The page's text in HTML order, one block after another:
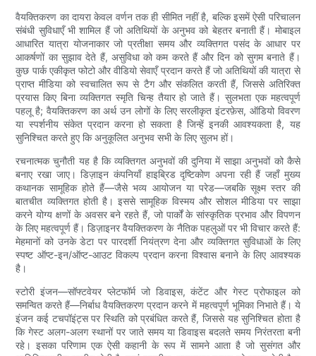
वैयक्तिकरण का दायरा केवल वर्णन तक ही सीमित नहीं है, बल्कि इसमें ऐसी परिचालन
संबंधी सुविधाएँ भी शामिल हैं जो अतिथियों के अनुभव को बेहतर बनाती हैं। मोबाइल
आधारित यात्रा योजनाकार जो प्रतीक्षा समय और व्यक्तिगत पसंद के आधार पर
आकर्षणों का सुझाव देते हैं, असुविधा को कम करते हैं और दिन को सुगम बनाते हैं।
कुछ पार्क एकीकृत फोटो और वीडियो सेवाएँ प्रदान करते हैं जो अतिथियों की यात्रा से
प्राप्त मीडिया को स्वचालित रूप से टैग और संकलित करती हैं, जिससे अतिरिक्त
प्रयास किए बिना व्यक्तिगत स्मृति चिन्ह तैयार हो जाते हैं। सुलभता एक महत्वपूर्ण
पहलू है; वैयक्तिकरण का अर्थ उन लोगों के लिए सरलीकृत इंटरफ़ेस, ऑडियो विवरण
या स्पर्शनीय संकेत प्रदान करना हो सकता है जिन्हें इनकी आवश्यकता है, यह
सुनिश्चित करते हुए कि अनुकूलित अनुभव सभी के लिए सुलभ हों।
रचनात्मक चुनौती यह है कि व्यक्तिगत अनुभवों की दुनिया में साझा अनुभवों को कैसे
बनाए रखा जाए। डिज़ाइन कंपनियाँ हाइब्रिड दृष्टिकोण अपना रही हैं जहाँ मुख्य
कथानक सामूहिक होते हैं—जैसे भव्य आयोजन या परेड—जबकि सूक्ष्म स्तर की
बातचीत व्यक्तिगत होती है। इससे सामूहिक विस्मय और सोशल मीडिया पर साझा
करने योग्य क्षणों के अवसर बने रहते हैं, जो पार्कों के सांस्कृतिक प्रभाव और विपणन
के लिए महत्वपूर्ण हैं। डिज़ाइनर वैयक्तिकरण के नैतिक पहलुओं पर भी विचार करते हैं:
मेहमानों को उनके डेटा पर पारदर्शी नियंत्रण देना और व्यक्तिगत सुविधाओं के लिए
स्पष्ट ऑप्ट-इन/ऑप्ट-आउट विकल्प प्रदान करना विश्वास बनाने के लिए आवश्यक
है।
स्टोरी इंजन—सॉफ्टवेयर प्लेटफॉर्म जो डिवाइस, कंटेंट और गेस्ट प्रोफाइल को
समन्वित करते हैं—निर्बाध वैयक्तिकरण प्रदान करने में महत्वपूर्ण भूमिका निभाते हैं। ये
इंजन कई टचपॉइंट्स पर स्थिति को प्रबंधित करते हैं, जिससे यह सुनिश्चित होता है
कि गेस्ट अलग-अलग स्थानों पर जाते समय या डिवाइस बदलते समय निरंतरता बनी
रहे। इसका परिणाम एक ऐसी कहानी के रूप में सामने आता है जो सुसंगत और